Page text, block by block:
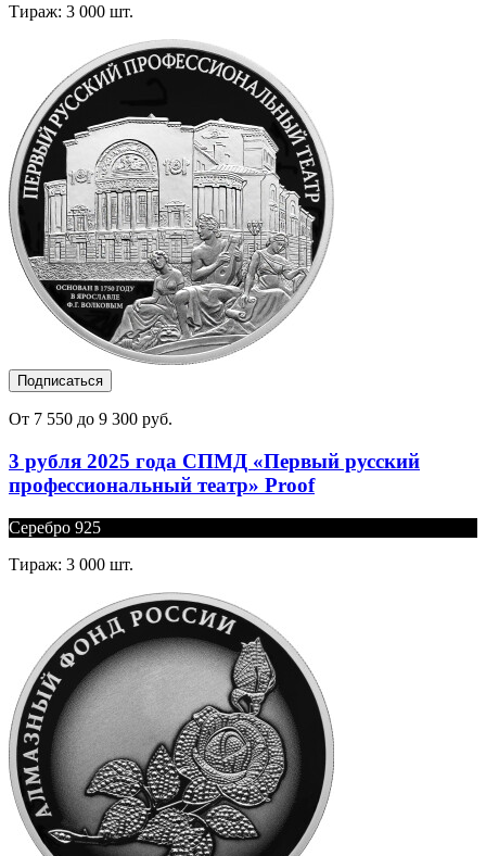
Тираж: 3 000 шт.
Подписаться
От 7 550 до 9 300 руб.
3 рубля 2025 года СПМД «Первый русский
профессиональный театр» Proof
Серебро 925
Тираж: 3 000 шт.